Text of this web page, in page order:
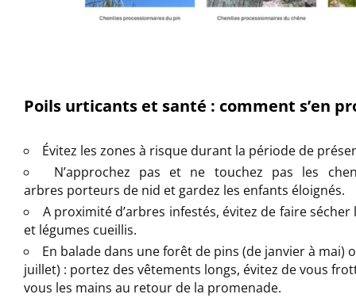
Poils urticants et santé : comment s’en
Évitez les zones à risque durant la période de
N’approchez pas et ne touchez pas les
arbres porteurs de nid et gardez les enfants éloignés.
A proximité d’arbres infestés, évitez de faire sécher
et légumes cueillis.
En balade dans une forêt de pins (de janvier à mai)
juillet) : portez des vêtements longs, évitez de vous
vous les mains au retour de la promenade.